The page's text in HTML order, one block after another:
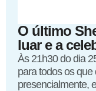
O último
luar e a
Às 21h30 do dia
para todos os
presencialmente,